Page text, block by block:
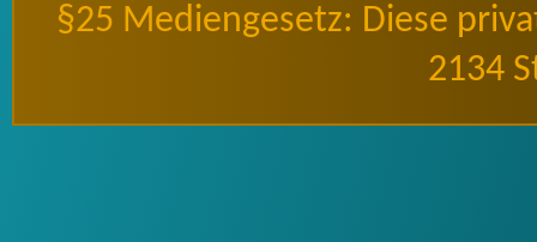
§25 Mediengesetz: Diese
2134